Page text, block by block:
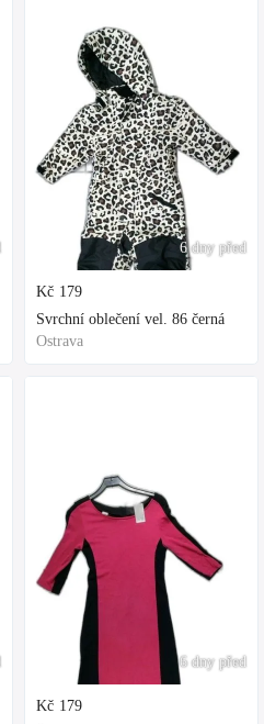
6 dny před
Kč 179
Svrchní oblečení vel. 86 černá
Ostrava
6 dny před
Kč 179